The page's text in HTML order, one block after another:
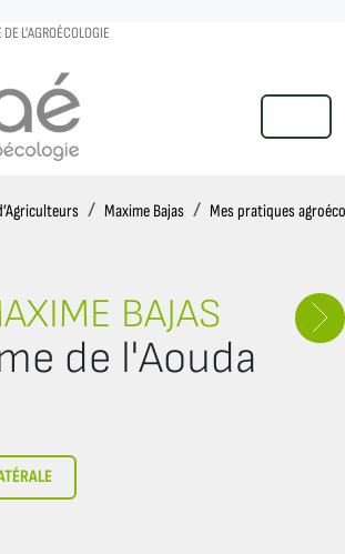
L'AGROÉCOLOGIE
MENU
Maxime Bajas Mes pratiques
BAJAS
de l'Aouda